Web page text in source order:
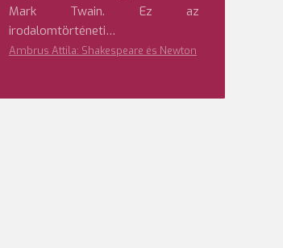
Mark Twain. Ez az
irodalomtörténeti…
Ambrus Attila: Shakespeare és Newton